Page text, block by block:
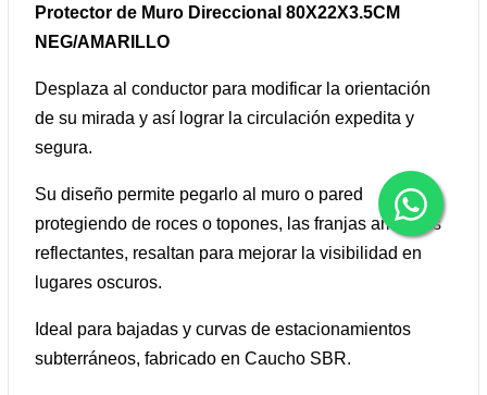
Protector de Muro Direccional 80X22X3.5CM
NEG/AMARILLO
Desplaza al conductor para modificar la orientación
de su mirada y así lograr la circulación expedita y
segura.
Su diseño permite pegarlo al muro o pared
protegiendo de roces o topones, las franjas amarillas
reflectantes, resaltan para mejorar la visibilidad en
lugares oscuros.
Ideal para bajadas y curvas de estacionamientos
subterráneos, fabricado en Caucho SBR.